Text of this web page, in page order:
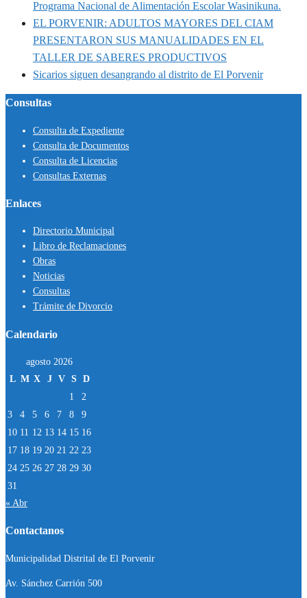
Programa Nacional de Alimentación Escolar Wasinikuna.
EL PORVENIR: ADULTOS MAYORES DEL CIAM
PRESENTARON SUS MANUALIDADES EN EL
TALLER DE SABERES PRODUCTIVOS
Sicarios siguen desangrando al distrito de El Porvenir
Consultas
Consulta de Expediente
Consulta de Documentos
Consulta de Licencias
Consultas Externas
Enlaces
Directorio Municipal
Libro de Reclamaciones
Obras
Noticias
Consultas
Trámite de Divorcio
Calendario
agosto 2026
L M X J V S D
1
2
3
4 5 6 7 8
9
10 11 12 13 14 15 16
17 18 19 20 21 22 23
24 25 26 27 28 29 30
31
« Abr
Contactanos
Municipalidad Distrital de El Porvenir
Av. Sánchez Carrión 500